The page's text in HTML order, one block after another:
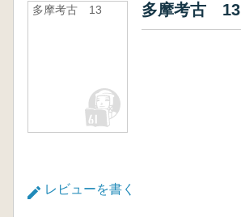
多摩考古 13 多摩考古 13
レビューを書く